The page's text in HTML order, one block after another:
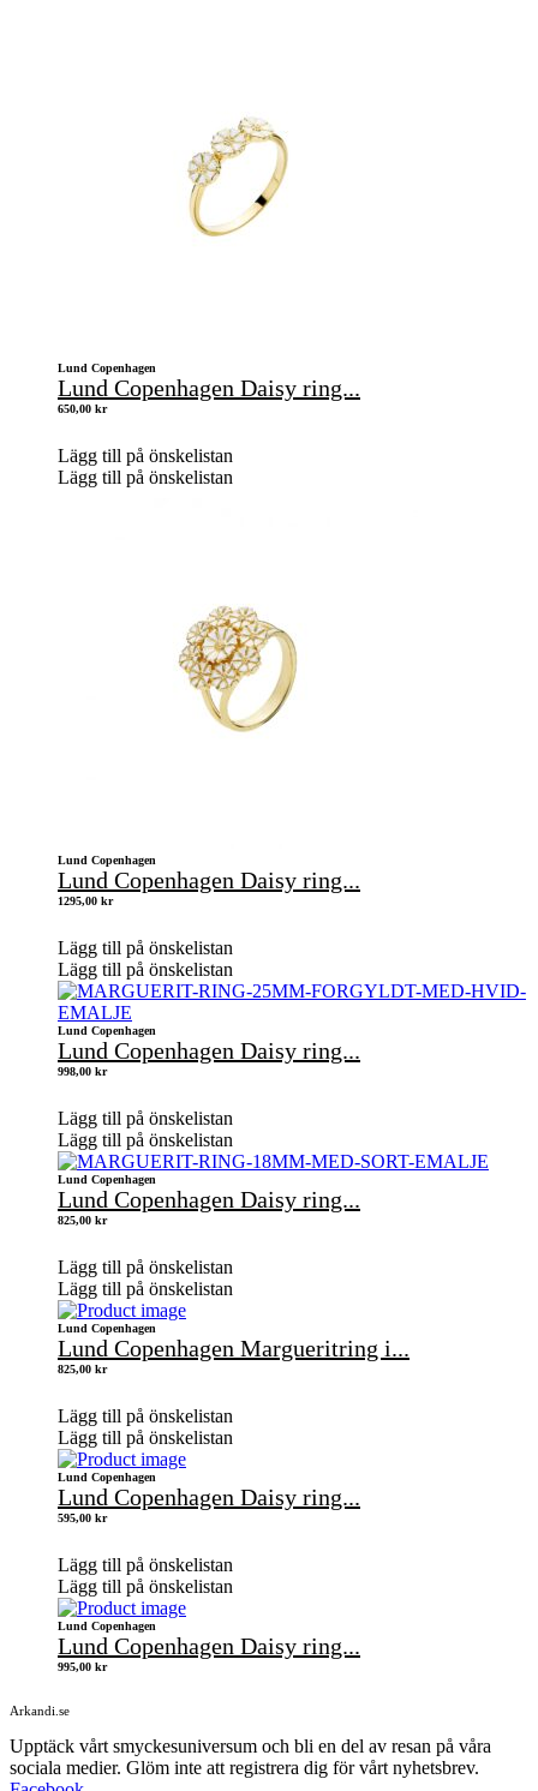
Lund Copenhagen
Lund Copenhagen Daisy ring...
650,00 kr
Lägg till på önskelistan
Lägg till på önskelistan
Lund Copenhagen
Lund Copenhagen Daisy ring...
1295,00 kr
Lägg till på önskelistan
Lägg till på önskelistan
Lund Copenhagen
Lund Copenhagen Daisy ring...
998,00 kr
Lägg till på önskelistan
Lägg till på önskelistan
Lund Copenhagen
Lund Copenhagen Daisy ring...
825,00 kr
Lägg till på önskelistan
Lägg till på önskelistan
Lund Copenhagen
Lund Copenhagen Margueritring i...
825,00 kr
Lägg till på önskelistan
Lägg till på önskelistan
Lund Copenhagen
Lund Copenhagen Daisy ring...
595,00 kr
Lägg till på önskelistan
Lägg till på önskelistan
Lund Copenhagen
Lund Copenhagen Daisy ring...
995,00 kr
Arkandi.se
Upptäck vårt smyckesuniversum och bli en del av resan på våra
sociala medier. Glöm inte att registrera dig för vårt nyhetsbrev.